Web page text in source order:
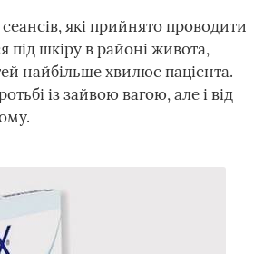
які прийнято проводити
під шкіру в районі живота,
найбільше хвилює пацієнта.
із зайвою вагою, але і від